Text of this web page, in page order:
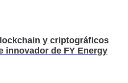
y criptográficos
innovador de FY Energy